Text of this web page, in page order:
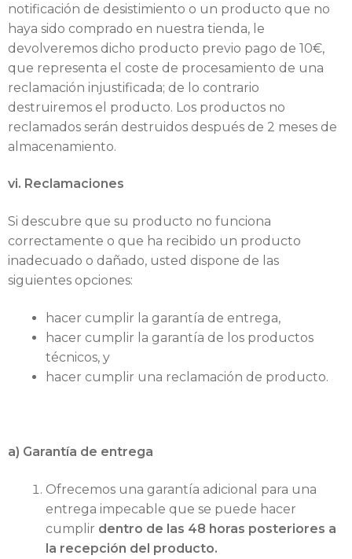
notificación de desistimiento o un producto que no
haya sido comprado en nuestra tienda, le
devolveremos dicho producto previo pago de 10€,
que representa el coste de procesamiento de una
reclamación injustificada; de lo contrario
destruiremos el producto. Los productos no
reclamados serán destruidos después de 2 meses de
almacenamiento.
vi. Reclamaciones
Si descubre que su producto no funciona
correctamente o que ha recibido un producto
inadecuado o dañado, usted dispone de las
siguientes opciones:
hacer cumplir la garantía de entrega,
hacer cumplir la garantía de los productos
técnicos, y
hacer cumplir una reclamación de producto.
a) Garantía de entrega
Ofrecemos una garantía adicional para una
entrega impecable que se puede hacer
cumplir dentro de las 48 horas posteriores a
la recepción del producto.